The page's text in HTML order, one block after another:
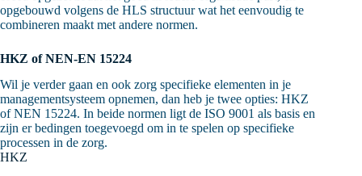
opgebouwd volgens de HLS structuur wat het eenvoudig te
combineren maakt met andere normen.
HKZ of NEN-EN 15224
Wil je verder gaan en ook zorg specifieke elementen in je
managementsysteem opnemen, dan heb je twee opties: HKZ
of NEN 15224. In beide normen ligt de ISO 9001 als basis en
zijn er bedingen toegevoegd om in te spelen op specifieke
processen in de zorg.
HKZ